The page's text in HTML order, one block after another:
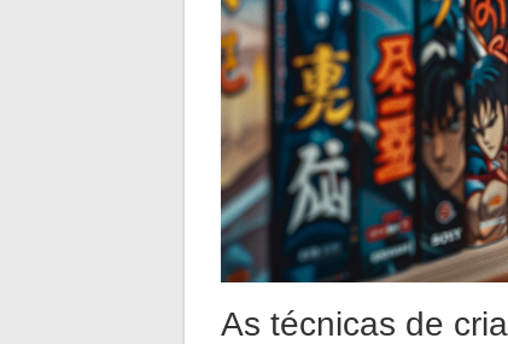
As técnicas de